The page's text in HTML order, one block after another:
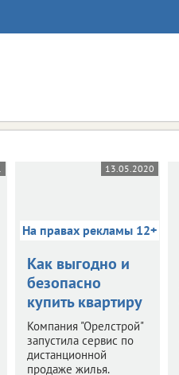
13.05.2020
На правах рекламы 12+
Как выгодно и
безопасно
купить квартиру
Компания "Орелстрой"
запустила сервис по
дистанционной
продаже жилья.